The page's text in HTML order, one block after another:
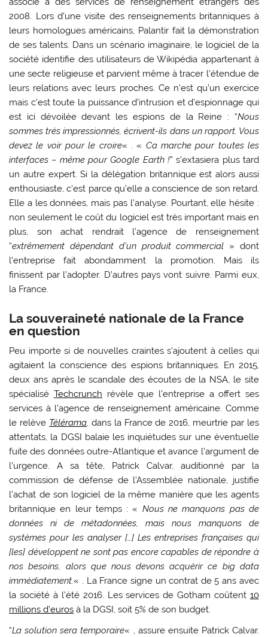
2008. Lors d’une visite des renseignements britanniques à
leurs homologues américains, Palantir fait la démonstration
de ses talents. Dans un scénario imaginaire, le logiciel de la
société identifie des utilisateurs de Wikipédia appartenant à
une secte religieuse et parvient même à tracer l’étendue de
leurs relations avec leurs proches. Ce n’est qu’un exercice
mais c’est toute la puissance d’intrusion et d’espionnage qui
est ici dévoilée devant les espions de la Reine : “Nous
sommes très impressionnés, écrivent-ils dans un rapport. Vous
devez le voir pour le croire« . « Ca marche pour toutes les
interfaces – même pour Google Earth !” s’extasiera plus tard
un autre expert. Si la délégation britannique est alors aussi
enthousiaste, c’est parce qu’elle a conscience de son retard.
Elle a les données, mais pas l’analyse. Pourtant, elle hésite :
non seulement le coût du logiciel est très important mais en
plus, son achat rendrait l’agence de renseignement
“extrêmement dépendant d’un produit commercial » dont
l’entreprise fait abondamment la promotion. Mais ils
finissent par l’adopter. D’autres pays vont suivre. Parmi eux,
la France.
La souveraineté nationale de la France
en question
Peu importe si de nouvelles craintes s’ajoutent à celles qui
agitaient la conscience des espions britanniques. En 2015,
deux ans après le scandale des écoutes de la NSA, le site
spécialisé Techcrunch révèle que l’entreprise a offert ses
services à l’agence de renseignement américaine. Comme
le relève Télérama, dans la France de 2016, meurtrie par les
attentats, la DGSI balaie les inquiétudes sur une éventuelle
fuite des données outre-Atlantique et avance l’argument de
l’urgence. A sa tête, Patrick Calvar, auditionné par la
commission de défense de l’Assemblée nationale, justifie
l’achat de son logiciel de la même manière que les agents
britannique en leur temps : « Nous ne manquons pas de
données ni de métadonnées, mais nous manquons de
systèmes pour les analyser […] Les entreprises françaises qui
[les] développent ne sont pas encore capables de répondre à
nos besoins, alors que nous devons acquérir ce big data
immédiatement.« . La France signe un contrat de 5 ans avec
la société à l’été 2016. Les services de Gotham coûtent 10
millions d’euros à la DGSI, soit 5% de son budget.
“La solution sera temporaire« , assure ensuite Patrick Calvar.